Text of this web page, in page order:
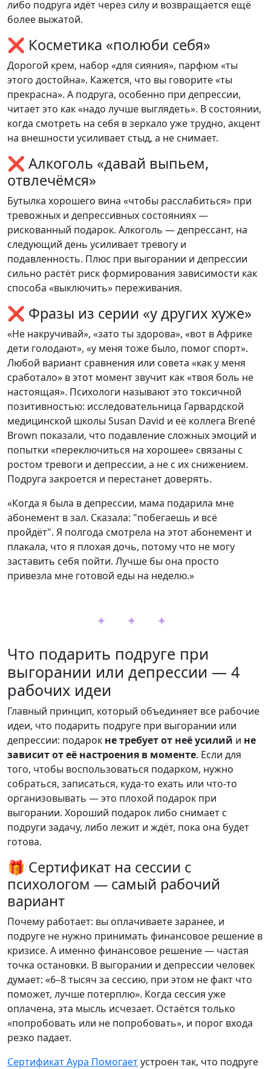
либо подруга идёт через силу и возвращается ещё
более выжатой.
❌ Косметика «полюби себя»
Дорогой крем, набор «для сияния», парфюм «ты
этого достойна». Кажется, что вы говорите «ты
прекрасна». А подруга, особенно при депрессии,
читает это как «надо лучше выглядеть». В состоянии,
когда смотреть на себя в зеркало уже трудно, акцент
на внешности усиливает стыд, а не снимает.
❌ Алкоголь «давай выпьем,
отвлечёмся»
Бутылка хорошего вина «чтобы расслабиться» при
тревожных и депрессивных состояниях —
рискованный подарок. Алкоголь — депрессант, на
следующий день усиливает тревогу и
подавленность. Плюс при выгорании и депрессии
сильно растёт риск формирования зависимости как
способа «выключить» переживания.
❌ Фразы из серии «у других хуже»
«Не накручивай», «зато ты здорова», «вот в Африке
дети голодают», «у меня тоже было, помог спорт».
Любой вариант сравнения или совета «как у меня
сработало» в этот момент звучит как «твоя боль не
настоящая». Психологи называют это токсичной
позитивностью: исследовательница Гарвардской
медицинской школы Susan David и её коллега Brené
Brown показали, что подавление сложных эмоций и
попытки «переключиться на хорошее» связаны с
ростом тревоги и депрессии, а не с их снижением.
Подруга закроется и перестанет доверять.
«Когда я была в депрессии, мама подарила мне
абонемент в зал. Сказала: "побегаешь и всё
пройдёт". Я полгода смотрела на этот абонемент и
плакала, что я плохая дочь, потому что не могу
заставить себя пойти. Лучше бы она просто
привезла мне готовой еды на неделю.»
✦ ✦ ✦
Что подарить подруге при
выгорании или депрессии — 4
рабочих идеи
Главный принцип, который объединяет все рабочие
идеи, что подарить подруге при выгорании или
депрессии: подарок не требует от неё усилий и не
зависит от её настроения в моменте. Если для
того, чтобы воспользоваться подарком, нужно
собраться, записаться, куда-то ехать или что-то
организовывать — это плохой подарок при
выгорании. Хороший подарок либо снимает с
подруги задачу, либо лежит и ждёт, пока она будет
готова.
🎁 Сертификат на сессии с
психологом — самый рабочий
вариант
Почему работает: вы оплачиваете заранее, и
подруге не нужно принимать финансовое решение в
кризисе. А именно финансовое решение — частая
точка остановки. В выгорании и депрессии человек
думает: «6–8 тысяч за сессию, при этом не факт что
поможет, лучше потерплю». Когда сессия уже
оплачена, эта мысль исчезает. Остаётся только
«попробовать или не попробовать», и порог входа
резко падает.
Сертификат Аура Помогаетустроен так, что подруге